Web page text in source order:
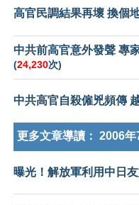
高官民調結果再壞 換個
中共前高官意外發聲 專
(24,230次)
中共高官自殺僱兇頻傳
更多文章導讀： 2006年
曝光！解放軍利用中日